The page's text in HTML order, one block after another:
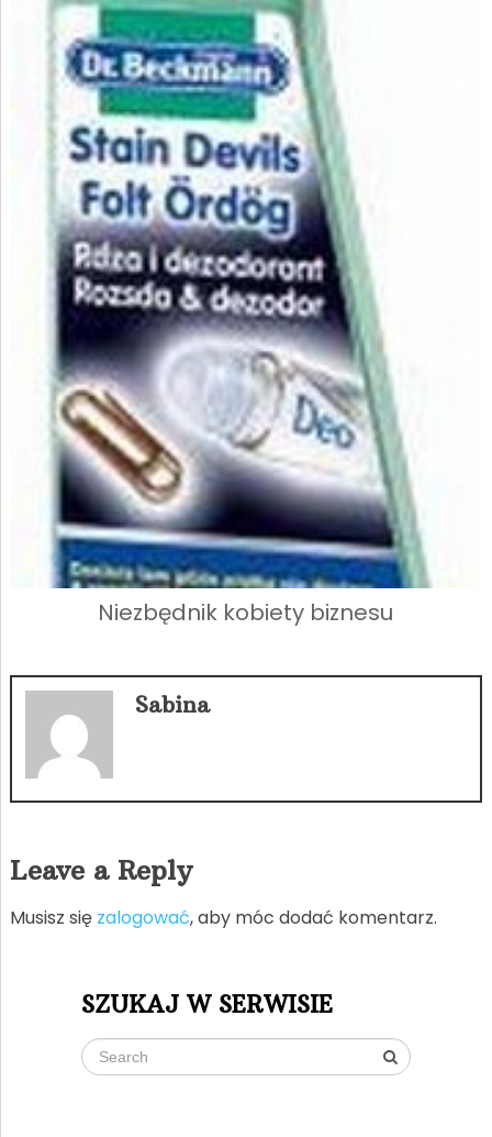
Niezbędnik kobiety biznesu
Sabina
Leave a Reply
Musisz się zalogować, aby móc dodać komentarz.
SZUKAJ W SERWISIE